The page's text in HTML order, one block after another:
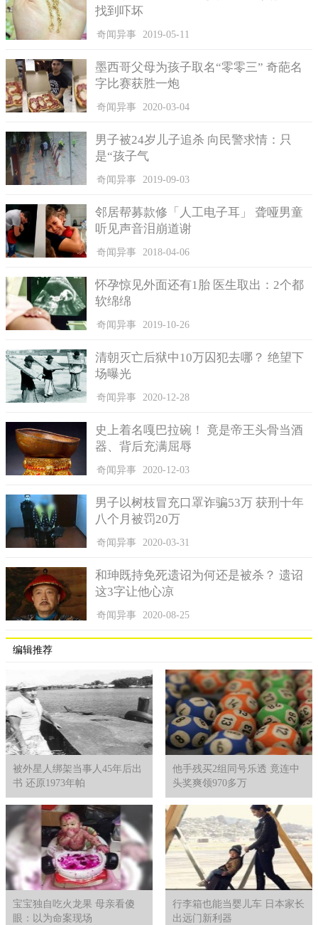
是，目前形势已经没有一个适合的地点放置摄像头了。即使大学
方面对我们一直是包容的，但却没有赞成我们这样做，在这种情
他还称，这么些年过去了，大学里的管理人员不断的威逼我
们要关闭FogCam，然而FogCam还是坚持了到最后，但是现如
今，这两位创始人觉得是时候让FogCam退下来了。
物已经来临，对于FogCam而言，是一个没有商业化和任何营销手
段模式下记录下任何老时光的时代。Webdog表示，FogCam代表
的是一个万维网自由的时代，那个时候无以计数的人都想跃跃欲
找到吓坏
奇闻异事 2019-05-11
墨西哥父母为孩子取名“零零三” 奇葩名
字比赛获胜一炮
奇闻异事 2020-03-04
男子被24岁儿子追杀 向民警求情：只
是“孩子气
奇闻异事 2019-09-03
邻居帮募款修「人工电子耳」 聋哑男童
听见声音泪崩道谢
奇闻异事 2018-04-06
怀孕惊见外面还有1胎 医生取出：2个都
软绵绵
奇闻异事 2019-10-26
清朝灭亡后狱中10万囚犯去哪？ 绝望下
场曝光
奇闻异事 2020-12-28
史上着名嘎巴拉碗！ 竟是帝王头骨当酒
器、背后充满屈辱
奇闻异事 2020-12-03
男子以树枝冒充口罩诈骗53万 获刑十年
八个月被罚20万
奇闻异事 2020-03-31
和珅既持免死遗诏为何还是被杀？ 遗诏
这3字让他心凉
奇闻异事 2020-08-25
编辑推荐
被外星人绑架当事人45年后出
书 还原1973年帕
他手残买2组同号乐透 竟连中
头奖爽领970多万
宝宝独自吃火龙果 母亲看傻
眼：以为命案现场
行李箱也能当婴儿车 日本家长
出远门新利器